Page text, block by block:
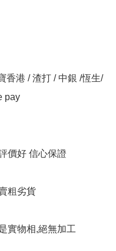
香港 / 渣打 / 中銀 /恆生/
pay
價好 信心保證
粗劣貨
實物相,絕無加工